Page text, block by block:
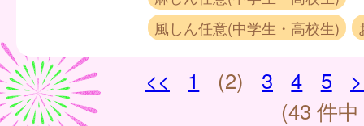
風しん任意(中学生・高校生)
<< 1 (2) 3 4 5
(43 件